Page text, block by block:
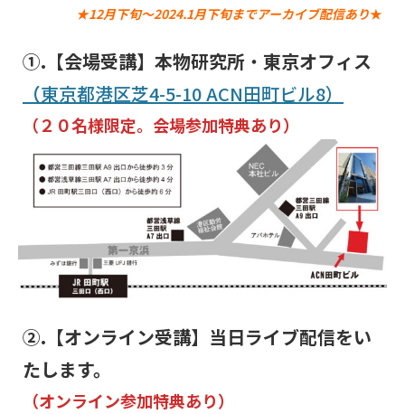
★12月下旬～2024.1月下旬までアーカイブ配信あり★
①.【会場受講】本物研究所 ・ 東京オフィス
（東京都港区芝4-5-10 ACN田町ビル8）
（２０名様限定。会場参加特典あり）
②.【オンライン受講】当日ライブ配信をい
たします。
（オンライン参加特典あり）